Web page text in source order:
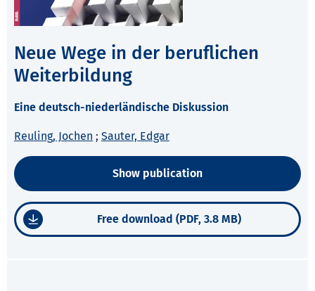
Neue Wege in der beruflichen
Weiterbildung
Eine deutsch-niederländische Diskussion
Reuling, Jochen ; Sauter, Edgar
Show publication
Free download (PDF, 3.8 MB)